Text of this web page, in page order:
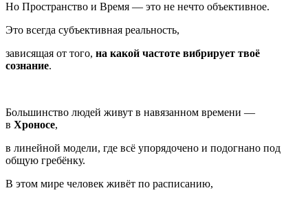
Но Пространство и Время — это не нечто объективное.
Это всегда субъективная реальность,
зависящая от того, на какой частоте вибрирует твоё
сознание.
Большинство людей живут в навязанном времени —
в Хроносе,
в линейной модели, где всё упорядочено и подогнано под
общую гребёнку.
В этом мире человек живёт по расписанию,